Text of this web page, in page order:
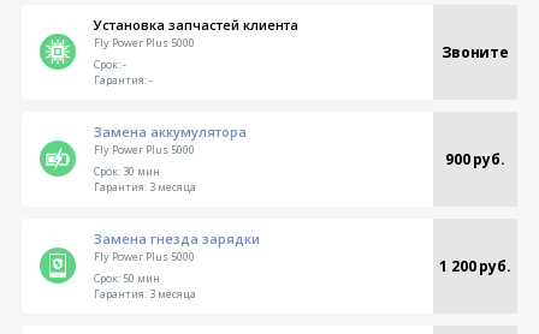
Установка запчастей клиента
Fly Power Plus 5000 Звоните
Срок:-
Гарантия:-
Замена аккумулятора
Fly Power Plus 5000 900 руб.
Срок:30 мин
Гарантия:3 месяца
Замена гнезда зарядки
Fly Power Plus 5000 1 200 руб.
Срок:50 мин
Гарантия:3 месяца